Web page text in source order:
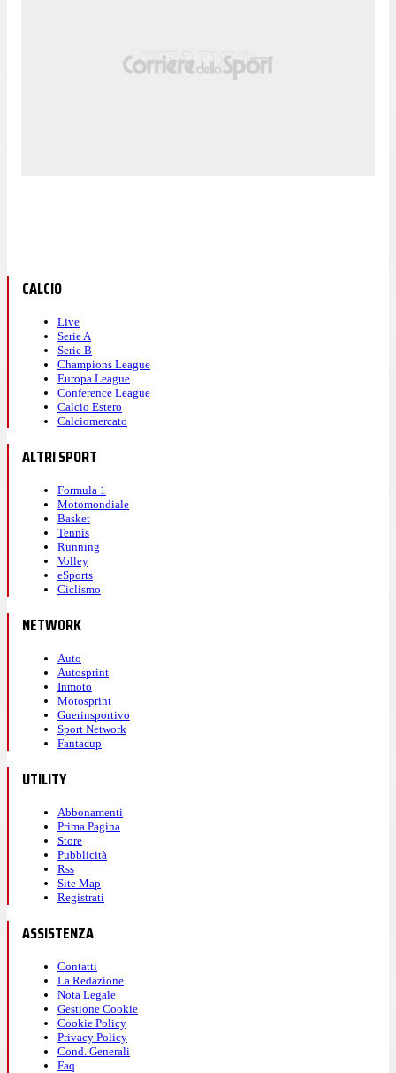
CALCIO
Live
Serie A
Serie B
Champions League
Europa League
Conference League
Calcio Estero
Calciomercato
ALTRI SPORT
Formula 1
Motomondiale
Basket
Tennis
Running
Volley
eSports
Ciclismo
NETWORK
Auto
Autosprint
Inmoto
Motosprint
Guerinsportivo
Sport Network
Fantacup
UTILITY
Abbonamenti
Prima Pagina
Store
Pubblicità
Rss
Site Map
Registrati
ASSISTENZA
Contatti
La Redazione
Nota Legale
Gestione Cookie
Cookie Policy
Privacy Policy
Cond. Generali
Faq